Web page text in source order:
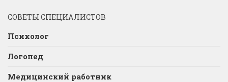
СОВЕТЫ СПЕЦИАЛИСТОВ
Психолог
Логопед
Медицинский работник